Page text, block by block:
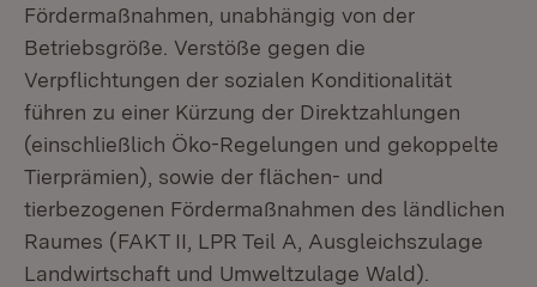
Fördermaßnahmen, unabhängig von der
Betriebsgröße. Verstöße gegen die
Verpflichtungen der sozialen Konditionalität
führen zu einer Kürzung der Direktzahlungen
(einschließlich Öko-Regelungen und gekoppelte
Tierprämien), sowie der flächen- und
tierbezogenen Fördermaßnahmen des ländlichen
Raumes (FAKT II, LPR Teil A, Ausgleichszulage
Landwirtschaft und Umweltzulage Wald).